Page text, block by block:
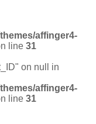
affinger4-
line 31
on null in
affinger4-
line 31